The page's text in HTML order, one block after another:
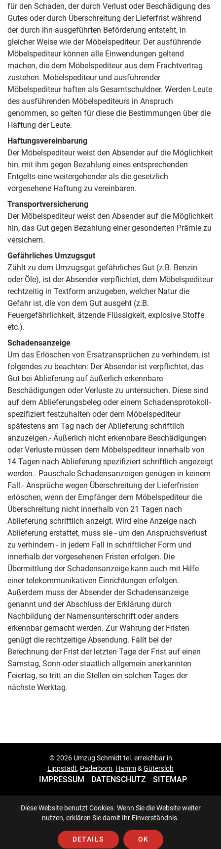
für den Schaden, der durch Verlust oder Beschädigung des
Gutes oder durch Überschreitung der Lieferfrist während
der durch ihn ausgeführten Beförderung entsteht, in
gleicher Weise wie der Möbelspediteur. Der ausführende
Möbelspediteur können alle Einwendungen geltend
machen, die dem Möbelspediteur aus dem Frachtvertrag
zustehen. Möbelspediteur und ausführender
Möbelspediteur haften als Gesamtschuldner. Werden Leute
des ausführenden Möbelspediteurs in Anspruch
genommen, so gelten für diese die Bestimmungen über die
Haftung der Leute.
Haftungsvereinbarung
Der Möbelspediteur weist den Absender auf die Möglichkeit
hin, mit ihm gegen Bezahlung eines entsprechenden
Entgelts eine weitergehender als die gesetzlich
vorgesehene Haftung zu vereinbaren.
Transportversicherung
Der Möbelspediteur weist den Absender auf die Möglichkeit
hin, das Gut gegen Bezahlung einer gesonderten Prämie zu
versichern.
Gefährliches Umzugsgut
Zählt zu dem Umzugsgut gefährliches Gut (z.B. Benzin
oder Öle), ist der Absender verpflichtet, dem Möbelspediteur
rechtzeitig in Textform anzugeben, welcher Natur die
Gefahr ist, die von dem Gut ausgeht (z.B.
Feuergefährlichkeit, ätzende Flüssigkeit, explosive Stoffe
etc.).
Schadensanzeige
Um das Erlöschen von Ersatzansprüchen zu verhindern, ist
folgendes zu beachten: Der Absender ist verpflichtet, das
Gut bei Ablieferung auf äußerlich erkennbare
Beschädigungen oder Verluste zu untersuchen. Diese sind
auf dem Ablieferungsbeleg oder einem Schadensprotokoll-
spezifiziert festzuhalten oder dem Möbelspediteur
spätestens am Tag nach der Ablieferung schriftlich
anzuzeigen.- Äußerlich nicht erkennbare Beschädigungen
oder Verluste müssen dem Möbelspediteur innerhalb von
14 Tagen nach Ablieferung spezifiziert schriftlich angezeigt
werden.- Pauschale Schadensanzeigen genügen in keinem
Fall.- Ansprüche wegen Überschreitung der Lieferfristen
erlöschen, wenn der Empfänger dem Möbelspediteur die
Überschreitung nicht innerhalb von 21 Tagen nach
Ablieferung schriftlich anzeigt. Wird eine Anzeige nach
Ablieferung erstattet, muss sie - um den Anspruchsverlust
zu verhindern - in jedem Fall in schriftlicher Form und
innerhalb der vorgesehenen Fristen erfolgen. Die
Übermittlung der Schadensanzeige kann auch mit Hilfe
einer telekommunikativen Einrichtungen erfolgen.
Außerdem muss der Absender der Schadensanzeige
genannt und der Abschluss der Erklärung durch
Nachbildung der Namensunterschrift oder anders
erkennbar gemacht werden. Zur Wahrung der Fristen
genügt die rechtzeitige Absendung. Fällt bei der
Berechnung der Frist der letzten Tage der Frist auf einen
Samstag, Sonn-oder staatlich allgemein anerkannten
Feiertag, so tritt an die Stellen ein solchen Tages der
nächste Werktag.
© 2026 Umzug Schmidt tel. erreichbar in
Lippstadt, Paderborn, Hamm&Gütersloh
IMPRESSUM DATENSCHUTZ SITEMAP
Diese Website benutzt Cookies. Wenn Sie die Website weiter
nutzen, erklären Sie damit Ihr Einverständnis.
DETAILS OK